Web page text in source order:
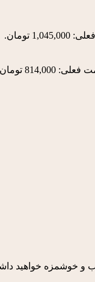
تومان.
814,000 تومان.
و خوشمزه خواهید